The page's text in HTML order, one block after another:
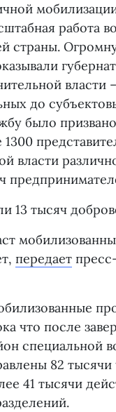
работа
страны.
власти –
до
было
1300
власти
13 тысяч
передает
что после
специальной
82 тысячи
41 тысячи